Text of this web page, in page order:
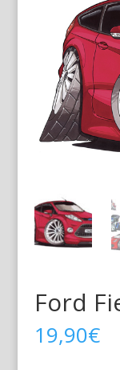
Ford
19,90€